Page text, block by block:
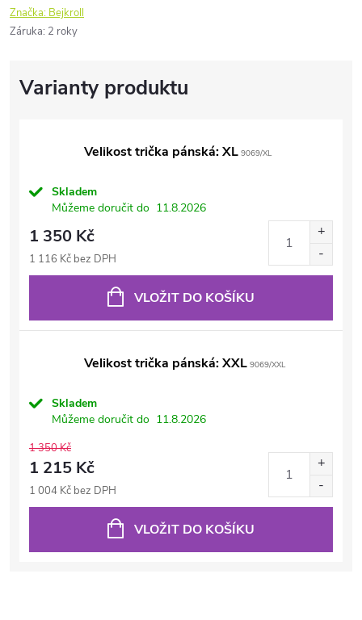
Značka: Bejkroll
Záruka: 2 roky
Velikost trička pánská: XL 9069/XL
Skladem
Můžeme doručit do 11.8.2026
1 350 Kč
1 116 Kč bez DPH
VLOŽIT DO KOŠÍKU
Velikost trička pánská: XXL 9069/XXL
Skladem
Můžeme doručit do 11.8.2026
1 350 Kč
1 215 Kč
1 004 Kč bez DPH
VLOŽIT DO KOŠÍKU